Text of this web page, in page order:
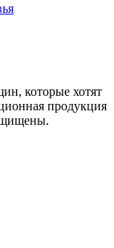
которые хотят
продукция